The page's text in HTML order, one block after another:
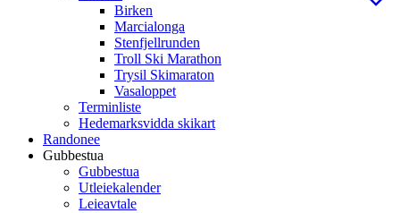
Birken
Marcialonga
Stenfjellrunden
Troll Ski Marathon
Trysil Skimaraton
Vasaloppet
Terminliste
Hedemarksvidda skikart
Randonee
Gubbestua
Gubbestua
Utleiekalender
Leieavtale